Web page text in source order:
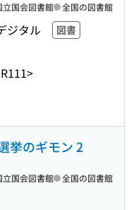
ジタル
図書
立国会図書館 全国の図書館
挙のギモン 2
立国会図書館 全国の図書館